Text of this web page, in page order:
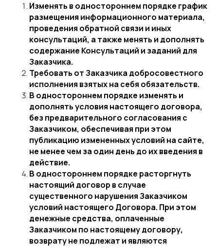
Изменять в одностороннем порядке график
размещения информационного материала,
проведения обратной связи и иных
консультаций, а также менять и дополнять
содержание Консультаций и заданий для
Заказчика.
Требовать от Заказчика добросовестного
исполнения взятых на себя обязательств.
В одностороннем порядке изменять и
дополнять условия настоящего договора,
без предварительного согласования с
Заказчиком, обеспечивая при этом
публикацию измененных условий на сайте,
не менее чем за один день до их введения в
действие.
В одностороннем порядке расторгнуть
настоящий договор в случае
существенного нарушения Заказчиком
условий настоящего Договора. При этом
денежные средства, оплаченные
Заказчиком по настоящему договору,
возврату не подлежат и являются